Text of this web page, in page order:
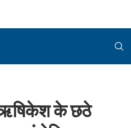
ऋषिकेश के छठे